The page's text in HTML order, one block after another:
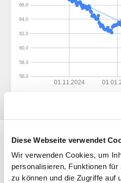
Diese Webseite verwendet
Wir verwenden Cookies, um
personalisieren, Funktionen
zu können und die Zugriffe auf